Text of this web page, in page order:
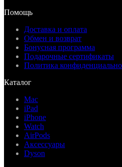
Помощь
Доставка и оплата
Обмен и возврат
Бонусная программа
Подарочные сертификаты
Политика
Каталог
Mac
iPad
iPhone
Watch
AirPods
Аксессуары
Dyson